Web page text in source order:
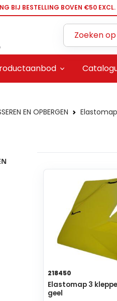
BIJ BESTELLING BOVEN €50
EN OPBERGEN
218450
Elastomap 3
geel